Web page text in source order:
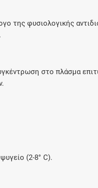
της φυσιολογικής
στο πλάσμα
(2-8° C).